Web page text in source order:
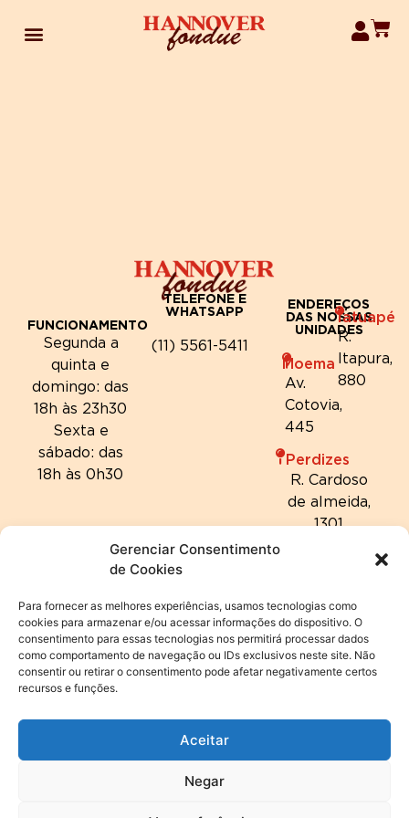
Gerenciar Consentimento
de Cookies
Para fornecer as melhores experiências, usamos tecnologias como
cookies para armazenar e/ou acessar informações do dispositivo. O
consentimento para essas tecnologias nos permitirá processar dados
como comportamento de navegação ou IDs exclusivos neste site. Não
consentir ou retirar o consentimento pode afetar negativamente certos
recursos e funções.
Aceitar
Negar
FUNCIONAMENTO
Segunda a
quinta e
domingo: das
18h às 23h30
Sexta e
sábado: das
18h às 0h30
TELEFONE E
WHATSAPP
(11) 5561-5411
ENDEREÇOS
DAS NOSSAS
UNIDADES
Moema
Av.
Cotovia,
445
Tatuapé
R.
Itapura,
880
Perdizes
R. Cardoso
de almeida,
1301
© 2024 Hannover Fondue | Todos os direitos reservados. |
Política de privacidade